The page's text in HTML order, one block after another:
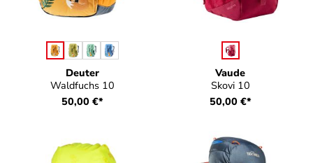
Deuter
Waldfuchs 10
Farbeauswählen
50,00 €*
Vaude
Skovi 10
Farbe
50,00 €*